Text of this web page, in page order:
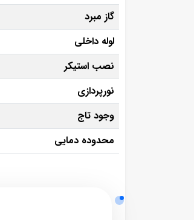
گاز مبرد
لوله داخلی
نصب استیکر
نورپردازی
وجود تاج
محدوده دمایی